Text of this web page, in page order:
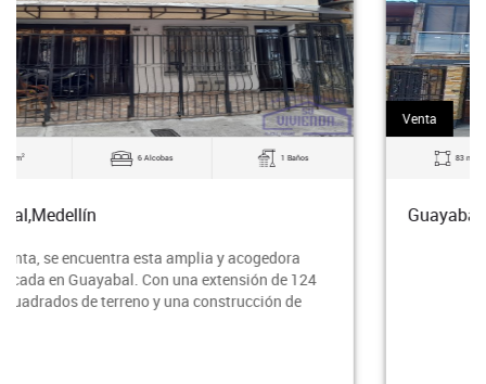
Venta
83 m2 3 Alcobas
Guayabal,Medellín